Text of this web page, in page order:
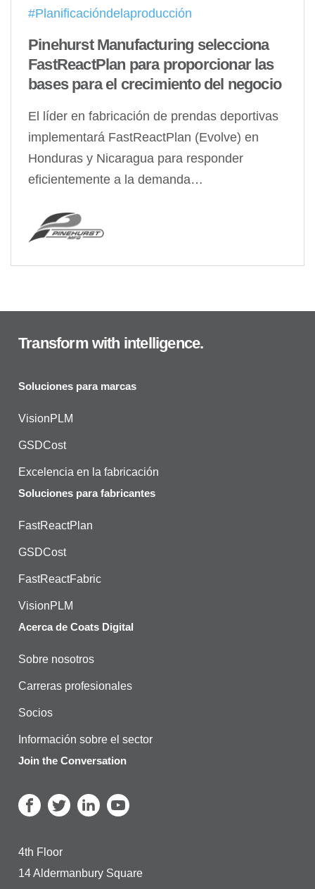
#Planificacióndelaproducción
Pinehurst Manufacturing selecciona
FastReactPlan para proporcionar las
bases para el crecimiento del negocio
El líder en fabricación de prendas deportivas
implementará FastReactPlan (Evolve) en
Honduras y Nicaragua para responder
eficientemente a la demanda…
Transform with intelligence.
Soluciones para marcas
VisionPLM
GSDCost
Excelencia en la fabricación
Soluciones para fabricantes
FastReactPlan
GSDCost
FastReactFabric
VisionPLM
Acerca de Coats Digital
Sobre nosotros
Carreras profesionales
Socios
Información sobre el sector
Join the Conversation
4th Floor
14 Aldermanbury Square